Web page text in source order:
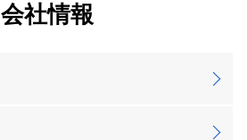
会社情報